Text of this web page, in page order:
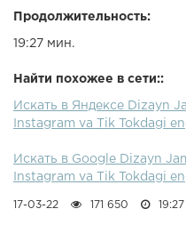
Продолжительность:
19:27 мин.
Найти похожее в сети::
Искать в Яндексе Dizayn
Instagram va Tik Tokdagi
Искать в Google Dizayn
Instagram va Tik Tokdagi
17-03-22 171 650 19:27